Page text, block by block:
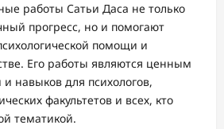
работы Сатьи Даса не только
прогресс, но и помогают
помощи и
Его работы являются ценным
навыков для психологов,
факультетов и всех, кто
тематикой.